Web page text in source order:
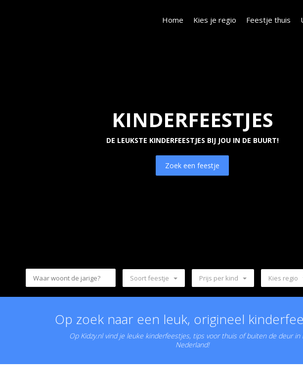
Home Kies je regio Feestje thuis
KINDERFEESTJES
DE LEUKSTE KINDERFEESTJES BIJ JOU IN DE BUURT!
Zoek een feestje
Soort feestje Prijs per kind Kies regio
Op zoek naar een leuk, origineel
Op Kidzy.nl vind je leuke kinderfeestjes, tips voor thuis of buiten de deur in
Nederland!